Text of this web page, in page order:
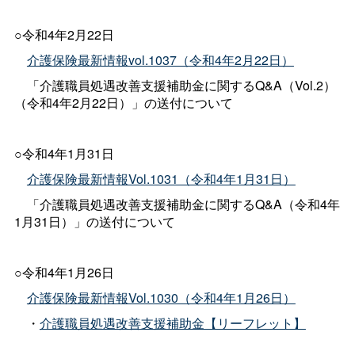
○令和4年2月22日
介護保険最新情報vol.1037（令和4年2月22日）
「介護職員処遇改善支援補助金に関するQ&A（Vol.2）
（令和4年2月22日）」の送付について
○令和4年1月31日
介護保険最新情報Vol.1031（令和4年1月31日）
「介護職員処遇改善支援補助金に関するQ&A（令和4年
1月31日）」の送付について
○令和4年1月26日
介護保険最新情報Vol.1030（令和4年1月26日）
・ 介護職員処遇改善支援補助金【リーフレット】